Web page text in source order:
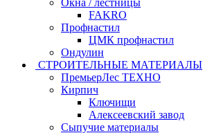
Окна / лестницы
FAKRO
Профнастил
ЦМК профнастил
Ондулин
СТРОИТЕЛЬНЫЕ МАТЕРИАЛЫ
ПремьерЛес ТЕХНО
Кирпич
Ключищи
Алексеевский завод
Сыпучие материалы